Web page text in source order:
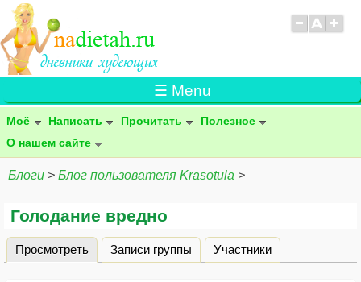
☰ Menu
Моё Написать Прочитать
Полезное
О нашем сайте
Блоги > Блог пользователя Krasotula >
Голодание вредно
Главные вкладки
Просмотреть (активная вкладка)
Записи группы Участники